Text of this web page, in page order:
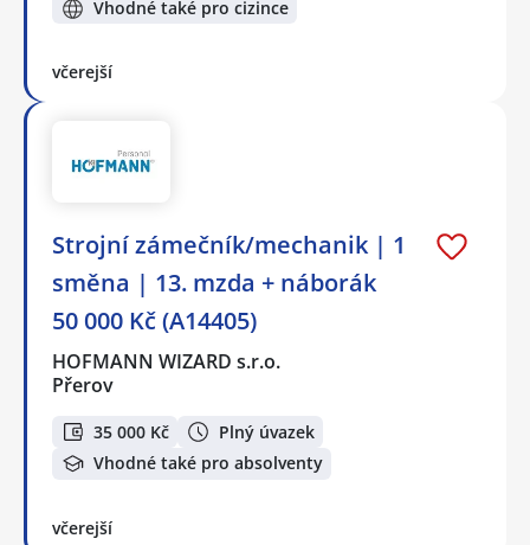
Vhodné také pro cizince
včerejší
Strojní zámečník/mechanik | 1
směna | 13. mzda + náborák
50 000 Kč (A14405)
HOFMANN WIZARD s.r.o.
Přerov
35 000 Kč
Plný úvazek
Vhodné také pro absolventy
včerejší